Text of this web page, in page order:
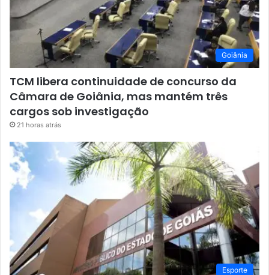
Goiânia
TCM libera continuidade de concurso da
Câmara de Goiânia, mas mantém três
cargos sob investigação
21 horas atrás
Esporte